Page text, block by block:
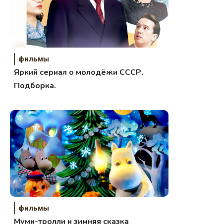
фильмы
Яркий сериал о молодёжи СССР.
Подборка.
фильмы
Муми-тролли и зимняя сказка